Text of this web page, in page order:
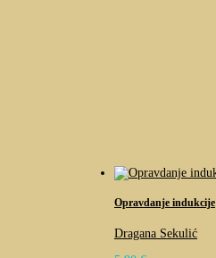
Opravdanje indukcije
Dragana Sekulić